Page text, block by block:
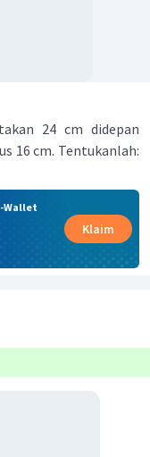
24 cm didepan
16 cm. Tentukanlah:
Wallet
Klaim